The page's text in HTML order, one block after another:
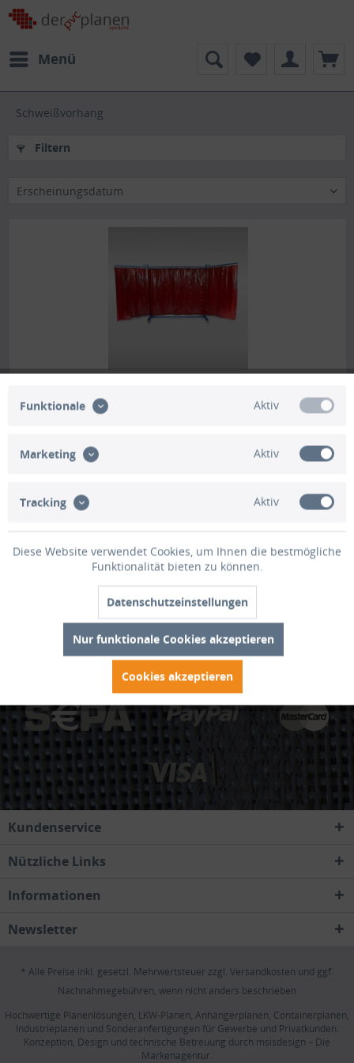
Menü
Schweißvorhang
Filtern
Erscheinungsdatum
PVC Schweißvorhang rot 140cm x 160cm
Schweißschutzvorhang rot-transparent für Werkstatt,
Industrie und Fertigung. Lichtreduzierend und robust.
Fertigung Unser PVC...
Merken
Lieferzeit ca. 5 Werktage
Kundenservice
Nützliche Links
Informationen
Newsletter
* Alle Preise inkl. gesetzl. Mehrwertsteuer zzgl. Versandkosten und ggf.
Nachnahmegebühren, wenn nicht anders beschrieben
Hochwertige Planenlösungen, LKW-Planen, Anhängerplanen, Containerplanen,
Industrieplanen und Sonderanfertigungen für Gewerbe und Privatkunden.
Konzeption, Design und technische Betreuung durch msisdesign – Die
Markenagentur.
Funktionale Aktiv
Marketing Aktiv
Tracking Aktiv
Diese Website verwendet Cookies, um Ihnen die bestmögliche
Funktionalität bieten zu können.
Datenschutzeinstellungen
Nur funktionale Cookies akzeptieren
Cookies akzeptieren